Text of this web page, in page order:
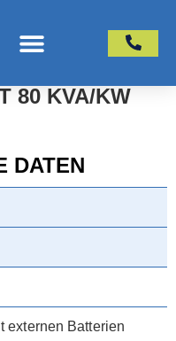
80 KVA/KW
DATEN
externen Batterien